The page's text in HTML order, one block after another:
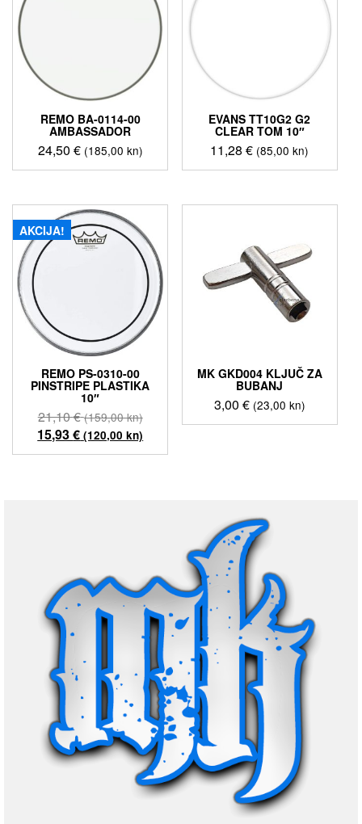
REMO BA-0114-00
AMBASSADOR
24,50 € (185,00 kn)
EVANS TT10G2 G2
CLEAR TOM 10″
11,28€ (85,00 kn)
AKCIJA!
REMO PS-0310-00
PINSTRIPE PLASTIKA
10″
21,10€ (159,00 kn)Izvorna
cijena
bila
15,93€ (120,00 kn)
cijena
MK GKD004 KLJUČ ZA
BUBANJ
3,00 € (23,00 kn)